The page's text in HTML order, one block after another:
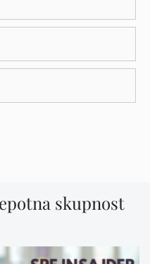
skupnost